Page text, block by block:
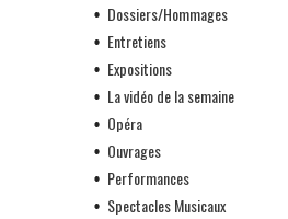
Dossiers/Hommages
Entretiens
Expositions
La vidéo de la semaine
Opéra
Ouvrages
Performances
Spectacles Musicaux